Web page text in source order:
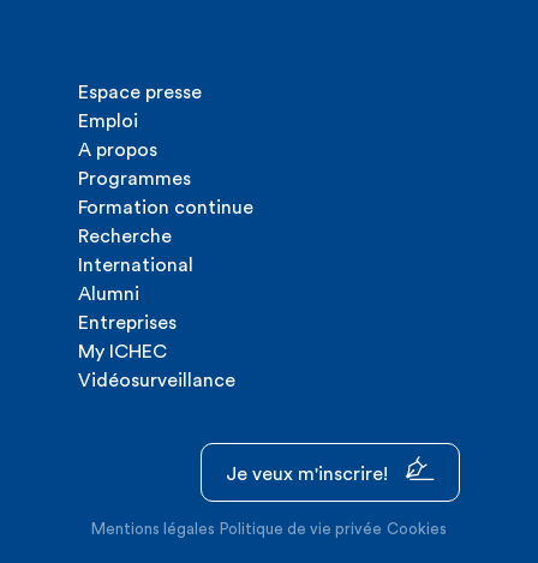
Espace presse
Emploi
A propos
Programmes
Formation continue
Recherche
International
Alumni
Entreprises
My ICHEC
Vidéosurveillance
Je veux m'inscrire!
Mentions légales Politique de vie privée Cookies